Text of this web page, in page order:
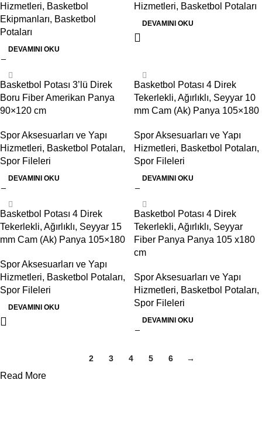
Hizmetleri, Basketbol
Ekipmanları, Basketbol
Potaları
DEVAMINI OKU
Hizmetleri, Basketbol Potaları
DEVAMINI OKU
Basketbol Potası 3’lü Direk
Boru Fiber Amerikan Panya
90×120 cm
Spor Aksesuarları ve Yapı
Hizmetleri, Basketbol Potaları,
Spor Fileleri
DEVAMINI OKU
Basketbol Potası 4 Direk
Tekerlekli, Ağırlıklı, Seyyar 10
mm Cam (Ak) Panya 105×180
Spor Aksesuarları ve Yapı
Hizmetleri, Basketbol Potaları,
Spor Fileleri
DEVAMINI OKU
Basketbol Potası 4 Direk
Tekerlekli, Ağırlıklı, Seyyar 15
mm Cam (Ak) Panya 105×180
Spor Aksesuarları ve Yapı
Hizmetleri, Basketbol Potaları,
Spor Fileleri
DEVAMINI OKU
Basketbol Potası 4 Direk
Tekerlekli, Ağırlıklı, Seyyar
Fiber Panya Panya 105 x180
cm
Spor Aksesuarları ve Yapı
Hizmetleri, Basketbol Potaları,
Spor Fileleri
DEVAMINI OKU
2 3 4 5 6 →
Read More